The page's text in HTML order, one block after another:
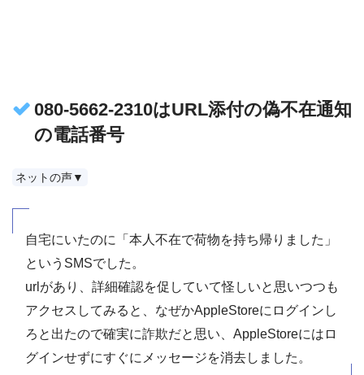
080-5662-2310はURL添付の偽不在通知
の電話番号
ネットの声▼
自宅にいたのに「本人不在で荷物を持ち帰りました」
というSMSでした。
urlがあり、詳細確認を促していて怪しいと思いつつも
アクセスしてみると、なぜかAppleStoreにログインし
ろと出たので確実に詐欺だと思い、AppleStoreにはロ
グインせずにすぐにメッセージを消去しました。